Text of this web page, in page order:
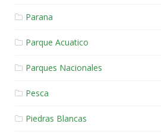
Parana
Parque Acuatico
Parques Nacionales
Pesca
Piedras Blancas